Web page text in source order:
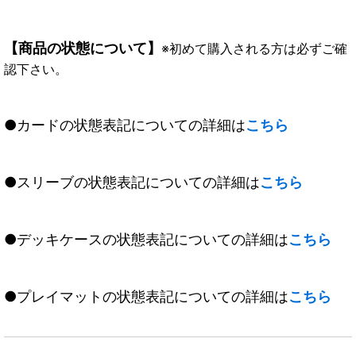
【商品の状態について】 ※初めて購入される方は必ずご確
認下さい。
●カードの状態表記についての詳細はこちら
●スリーブの状態表記についての詳細はこちら
●デッキケースの状態表記についての詳細はこちら
●プレイマットの状態表記についての詳細はこちら